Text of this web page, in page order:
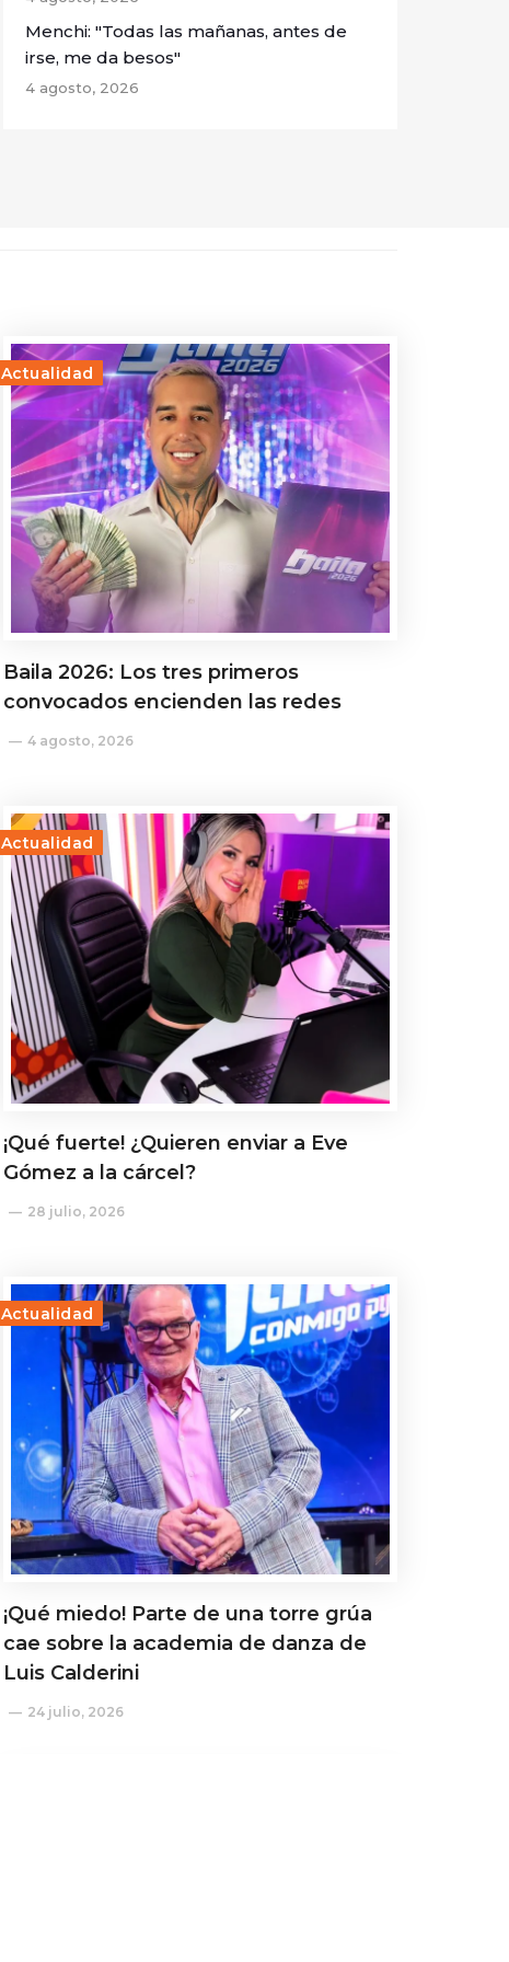
Menchi: "Todas las mañanas, antes de
irse, me da besos"
4 agosto, 2026
Actualidad
Baila 2026: Los tres primeros
convocados encienden las redes
4 agosto, 2026
Actualidad
¡Qué fuerte! ¿Quieren enviar a Eve
Gómez a la cárcel?
28 julio, 2026
Actualidad
¡Qué miedo! Parte de una torre grúa
cae sobre la academia de danza de
Luis Calderini
24 julio, 2026